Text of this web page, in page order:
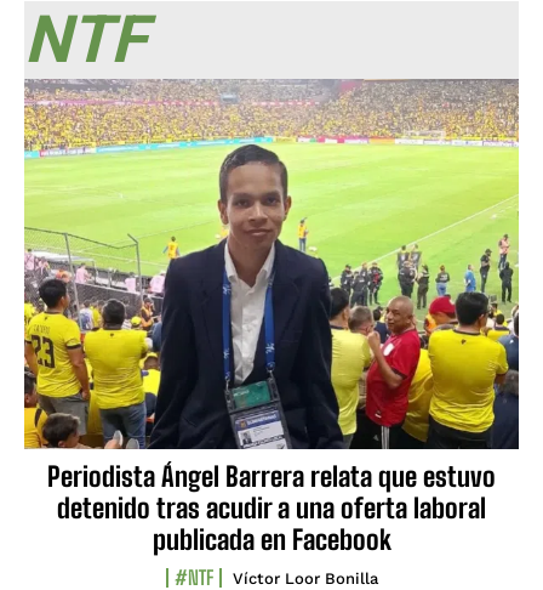
NTF
Periodista Ángel Barrera relata que estuvo
detenido tras acudir a una oferta laboral
publicada en Facebook
#NTF Víctor Loor Bonilla